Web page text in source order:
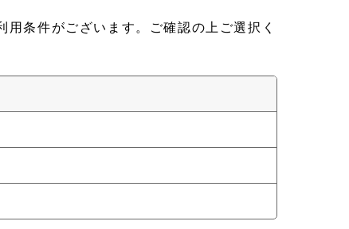
条件がございます。ご確認の上ご選択く